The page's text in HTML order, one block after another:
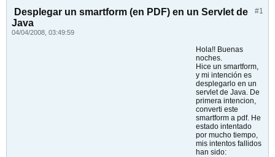
#1
Desplegar un smartform (en PDF) en un Servlet de
Java
04/04/2008, 03:49:59
Hola!! Buenas
noches.
Hice un smartform,
y mi intención es
desplegarlo en un
servlet de Java. De
primera intencion,
converti este
smartform a pdf. He
estado intentado
por mucho tiempo,
mis intentos fallidos
han sido: